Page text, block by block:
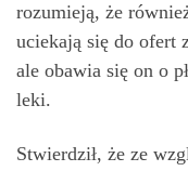
rozumieją, że
uciekają się do ofert
ale obawia się on o
leki.
Stwierdził, że ze